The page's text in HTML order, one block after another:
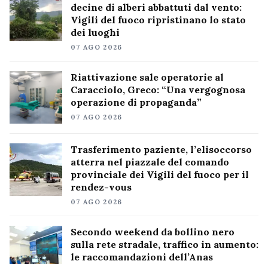
decine di alberi abbattuti dal vento:
Vigili del fuoco ripristinano lo stato
dei luoghi
07 AGO 2026
Riattivazione sale operatorie al
Caracciolo, Greco: “Una vergognosa
operazione di propaganda”
07 AGO 2026
Trasferimento paziente, l’elisoccorso
atterra nel piazzale del comando
provinciale dei Vigili del fuoco per il
rendez-vous
07 AGO 2026
Secondo weekend da bollino nero
sulla rete stradale, traffico in aumento:
le raccomandazioni dell’Anas